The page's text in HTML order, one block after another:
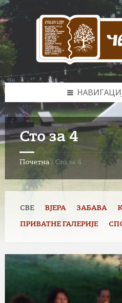
Skip
to
content
Skip
to
left
sidebar
Skip
to
footer
Сто за 4
Почетна /Сто за 4
СВЕ ВЈЕРА ЗАБАВА
ПРИВАТНЕ ГАЛЕРИЈЕ
Open